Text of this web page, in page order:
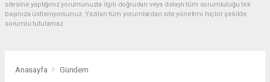
sitesine yaptığınız yorumunuzla ilgili doğrudan veya dolaylı tüm sorumluluğu tek
başınıza üstleniyorsunuz. Yazılan tüm yorumlardan site yönetimi hiçbir şekilde
sorumlu tutulamaz.
Anasayfa Gündem